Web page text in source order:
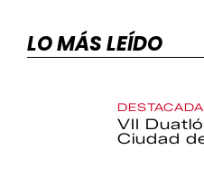
LO MÁS LEÍDO
VII
Ciudad